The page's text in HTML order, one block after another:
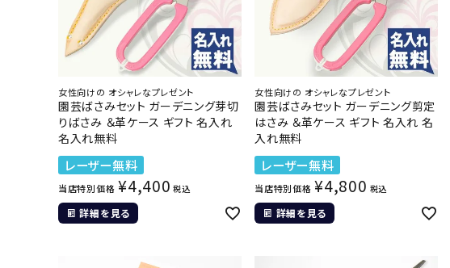
女性向けの オシャレなプレゼント
園芸ばさみセット ガーデニング芽切
りばさみ ＆革ケース ギフト 名入れ
名入れ無料
レーザー無料
当店特別価格 ¥4,400 税込
詳細を見る
女性向けの オシャレなプレゼント
園芸ばさみセット ガーデニング剪定
はさみ ＆革ケース ギフト 名入れ 名
入れ無料
レーザー無料
当店特別価格 ¥4,800 税込
詳細を見る